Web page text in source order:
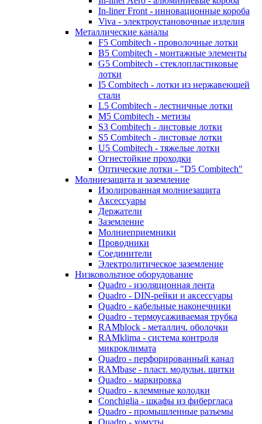
In-liner Front - инновационные короба
Viva - электроустановочные изделия
Металлические каналы
F5 Combitech - проволочные лотки
B5 Combitech - монтажные элементы
G5 Combitech - стеклопластиковые
лотки
I5 Combitech - лотки из нержавеющей
стали
L5 Combitech - лестничные лотки
M5 Combitech - метизы
S3 Combitech - листовые лотки
S5 Combitech - листовые лотки
U5 Combitech - тяжелые лотки
Огнестойкие проходки
Оптические лотки - "D5 Combitech"
Молниезащита и заземление
Изолированная молниезащита
Аксессуары
Держатели
Заземление
Молниеприемники
Проводники
Соединители
Электролитическое заземление
Низковольтное оборудование
Quadro - изоляционная лента
Quadro - DIN-рейки и аксессуары
Quadro - кабельные наконечники
Quadro - термоусаживаемая трубка
RAMblock - металлич. оболочки
RAMklima - система контроля
микроклимата
Quadro - перфорированный канал
RAMbase - пласт. модульн. щитки
Quadro - маркировка
Quadro - клеммные колодки
Conchiglia - шкафы из фибергласа
Quadro - промышленные разъемы
Quadro - хомуты